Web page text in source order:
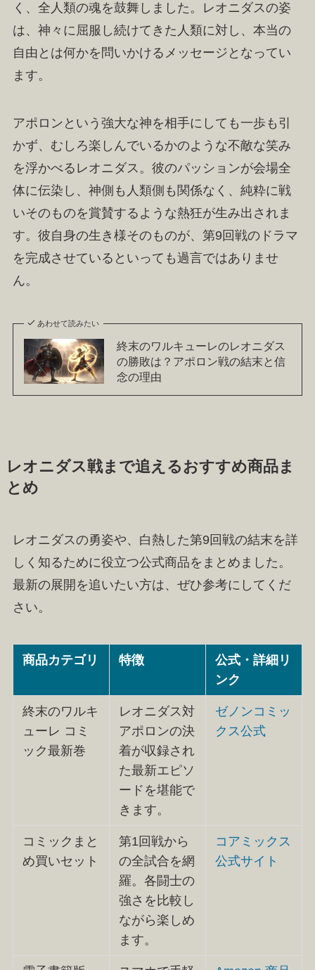
く、全人類の魂を鼓舞しました。レオニダスの姿
は、神々に屈服し続けてきた人類に対し、本当の
自由とは何かを問いかけるメッセージとなってい
ます。
アポロンという強大な神を相手にしても一歩も引
かず、むしろ楽しんでいるかのような不敵な笑み
を浮かべるレオニダス。彼のパッションが会場全
体に伝染し、神側も人類側も関係なく、純粋に戦
いそのものを賞賛するような熱狂が生み出されま
す。彼自身の生き様そのものが、第9回戦のドラマ
を完成させているといっても過言ではありませ
ん。
あわせて読みたい
終末のワルキューレのレオニダス
の勝敗は？アポロン戦の結末と信
念の理由
レオニダス戦まで追えるおすすめ商品ま
とめ
レオニダスの勇姿や、白熱した第9回戦の結末を詳
しく知るために役立つ公式商品をまとめました。
最新の展開を追いたい方は、ぜひ参考にしてくだ
さい。
商品カテゴリ 特徴
公式・詳細リ
ンク
終末のワルキ
ューレ コミ
ック最新巻
レオニダス対
アポロンの決
着が収録され
た最新エピソ
ードを堪能で
きます。
ゼノンコミッ
クス公式
コミックまと
め買いセット
第1回戦から
の全試合を網
羅。各闘士の
強さを比較し
ながら楽しめ
ます。
コアミックス
公式サイト